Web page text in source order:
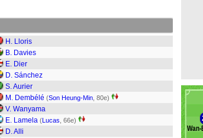
H. Lloris
B. Davies
E. Dier
D. Sánchez
S. Aurier
M. Dembélé (Son Heung-Min , 80e)
V. Wanyama
E. Lamela (Lucas , 66e)
D. Alli